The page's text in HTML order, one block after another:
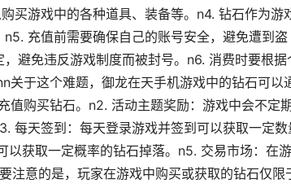
买游戏中的各种道具、装备等。n4. 钻石作为游
充值前需要确保自己的账号安全，避免遭到盗
避免违反游戏制度而被封号。n6. 消费时要根据
关于这个难题，御龙在天手机游戏中的钻石可以
值购买钻石。n2. 活动主题奖励：游戏中会不定期
每天签到：每天登录游戏并签到可以获取一定数
以获取一定概率的钻石掉落。n5. 交易市场：在游
注意的是，玩家在游戏中购买或获取的钻石仅限